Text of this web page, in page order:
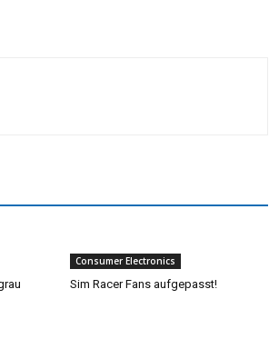
Consumer Electronics
Sim Racer Fans aufgepasst!